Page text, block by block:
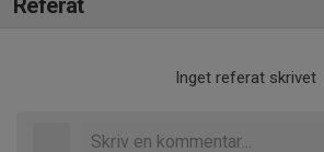
Referat
Inget referat skrivet